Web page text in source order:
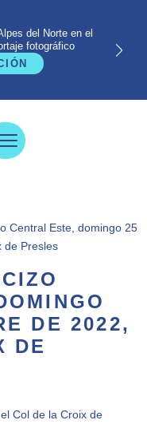
del Norte en el
fotográfico
Central Este, domingo 25
de Presles
DE 2022,
DE
Col de la Croix de